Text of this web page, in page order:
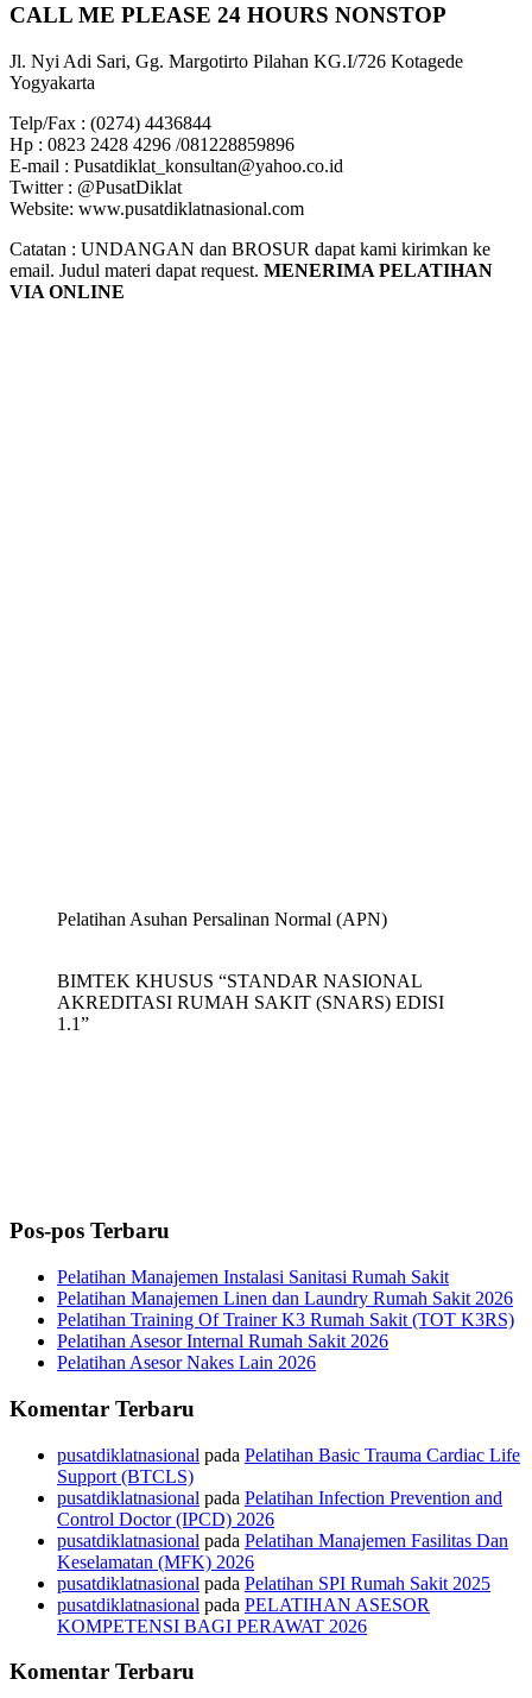
CALL ME PLEASE 24 HOURS NONSTOP
Jl. Nyi Adi Sari, Gg. Margotirto Pilahan KG.I/726 Kotagede
Yogyakarta
Telp/Fax : (0274) 4436844
Hp : 0823 2428 4296 /081228859896
E-mail : Pusatdiklat_konsultan@yahoo.co.id
Twitter : @PusatDiklat
Website: www.pusatdiklatnasional.com
Catatan : UNDANGAN dan BROSUR dapat kami kirimkan ke
email. Judul materi dapat request. MENERIMA PELATIHAN
VIA ONLINE
Pelatihan Asuhan Persalinan Normal (APN)
BIMTEK KHUSUS “STANDAR NASIONAL
AKREDITASI RUMAH SAKIT (SNARS) EDISI
1.1”
Pos-pos Terbaru
Pelatihan Manajemen Instalasi Sanitasi Rumah Sakit
Pelatihan Manajemen Linen dan Laundry Rumah Sakit 2026
Pelatihan Training Of Trainer K3 Rumah Sakit (TOT K3RS)
Pelatihan Asesor Internal Rumah Sakit 2026
Pelatihan Asesor Nakes Lain 2026
Komentar Terbaru
pusatdiklatnasional pada Pelatihan Basic Trauma Cardiac Life
Support (BTCLS)
pusatdiklatnasional pada Pelatihan Infection Prevention and
Control Doctor (IPCD) 2026
pusatdiklatnasional pada Pelatihan Manajemen Fasilitas Dan
Keselamatan (MFK) 2026
pusatdiklatnasional pada Pelatihan SPI Rumah Sakit 2025
pusatdiklatnasional pada PELATIHAN ASESOR
KOMPETENSI BAGI PERAWAT 2026
Komentar Terbaru